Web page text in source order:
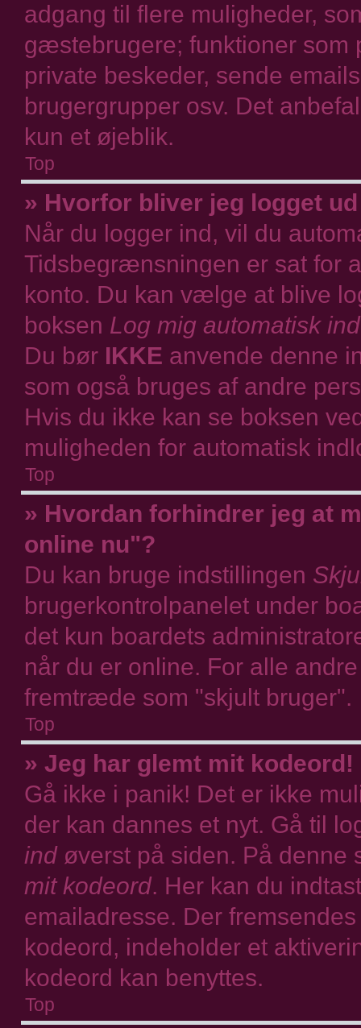
adgang til flere muligheder,
gæstebrugere; funktioner
private beskeder, sende
brugergrupper osv. Det
kun et øjeblik.
Top
» Hvorfor bliver jeg logget
Når du logger ind, vil du
Tidsbegrænsningen er sat for
konto. Du kan vælge at blive
boksen Log mig automatisk
Du bør IKKE anvende denne
som også bruges af andre
Hvis du ikke kan se boksen
muligheden for automatisk
Top
» Hvordan forhindrer jeg at
online nu"?
Du kan bruge indstillingen
brugerkontrolpanelet under
det kun boardets
når du er online. For alle
fremtræde som "skjult bruger".
Top
» Jeg har glemt mit kodeord!
Gå ikke i panik! Det er ikke
der kan dannes et nyt. Gå til
indøverst på siden. På denne
mit kodeord. Her kan du
emailadresse. Der
kodeord, indeholder et
kodeord kan benyttes.
Top